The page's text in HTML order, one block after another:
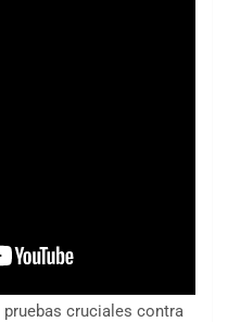
cruciales contra